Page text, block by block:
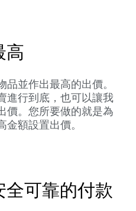
高
品並作出最高的出價。
進行到底，也可以讓我
價。您所要做的就是為
金額設置出價。
全可靠的付款